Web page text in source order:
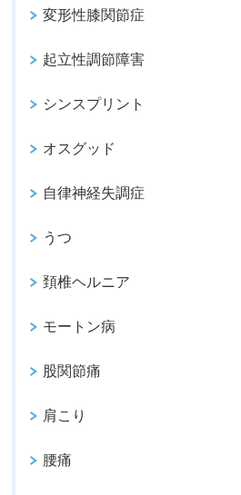
変形性膝関節症
起立性調節障害
シンスプリント
オスグッド
自律神経失調症
うつ
頚椎ヘルニア
モートン病
股関節痛
肩こり
腰痛